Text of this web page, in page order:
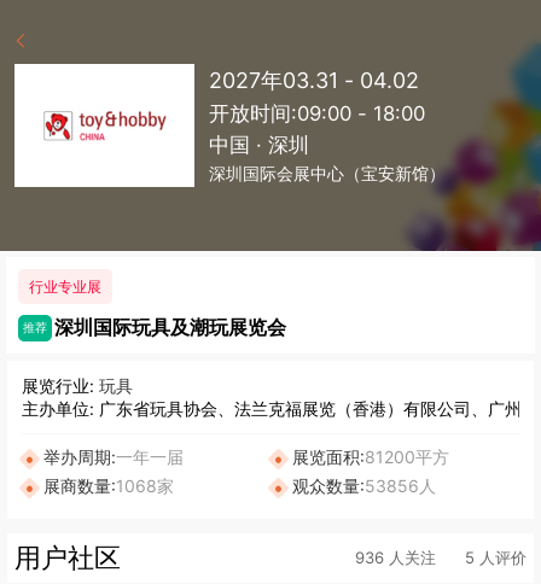
2027年03.31 - 04.02
开放时间:09:00 - 18:00
中国 · 深圳
深圳国际会展中心（宝安新馆）
行业专业展
推荐 深圳国际玩具及潮玩展览会
展览行业: 玩具
主办单位: 广东省玩具协会、法兰克福展览（香港）有限公司、广州
举办周期:一年一届 展览面积:81200平方
展商数量:1068家 观众数量:53856人
用户社区 936 人关注 5 人评价